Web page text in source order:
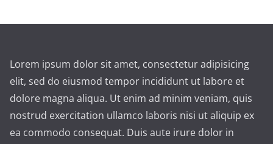
Lorem ipsum dolor sit amet, consectetur adipisicing
elit, sed do eiusmod tempor incididunt ut labore et
dolore magna aliqua. Ut enim ad minim veniam, quis
nostrud exercitation ullamco laboris nisi ut aliquip ex
ea commodo consequat. Duis aute irure dolor in